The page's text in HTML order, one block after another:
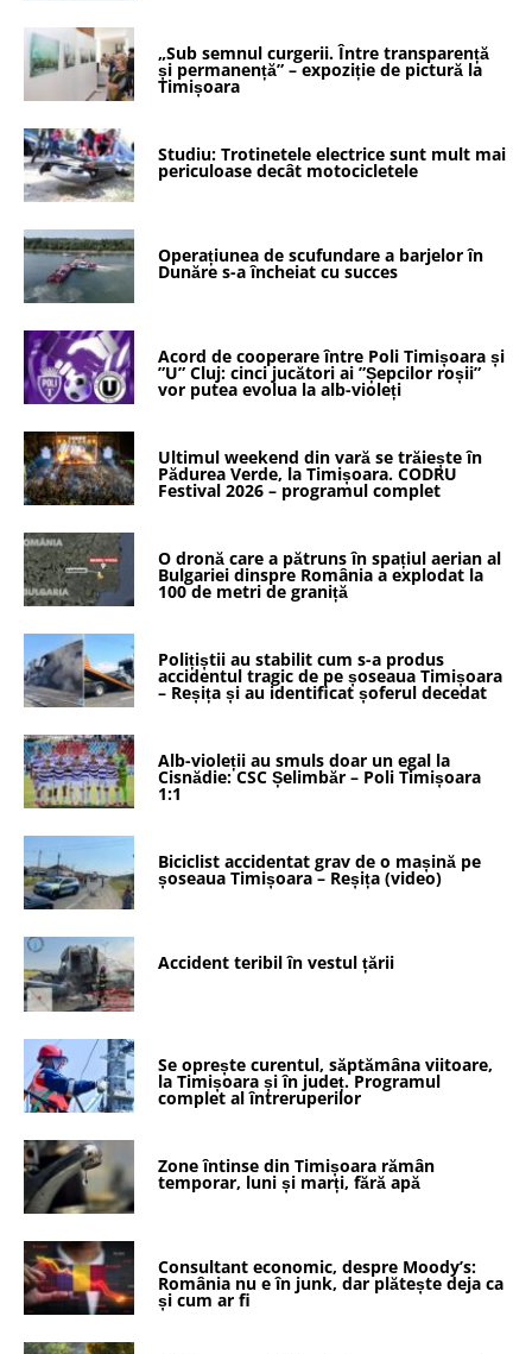
„Sub semnul curgerii. Între transparență
și permanență” – expoziție de pictură la
Timișoara
Studiu: Trotinetele electrice sunt mult mai
periculoase decât motocicletele
Operațiunea de scufundare a barjelor în
Dunăre s-a încheiat cu succes
Acord de cooperare între Poli Timișoara și
”U” Cluj: cinci jucători ai ”Șepcilor roșii”
vor putea evolua la alb-violeți
Ultimul weekend din vară se trăiește în
Pădurea Verde, la Timișoara. CODRU
Festival 2026 – programul complet
O dronă care a pătruns în spațiul aerian al
Bulgariei dinspre România a explodat la
100 de metri de graniță
Polițiștii au stabilit cum s-a produs
accidentul tragic de pe șoseaua Timișoara
– Reșița și au identificat șoferul decedat
Alb-violeții au smuls doar un egal la
Cisnădie: CSC Șelimbăr – Poli Timișoara
1:1
Biciclist accidentat grav de o mașină pe
șoseaua Timișoara – Reșița (video)
Accident teribil în vestul țării
Se oprește curentul, săptămâna viitoare,
la Timișoara și în județ. Programul
complet al întreruperilor
Zone întinse din Timișoara rămân
temporar, luni și marți, fără apă
Consultant economic, despre Moody’s:
România nu e în junk, dar plătește deja ca
și cum ar fi